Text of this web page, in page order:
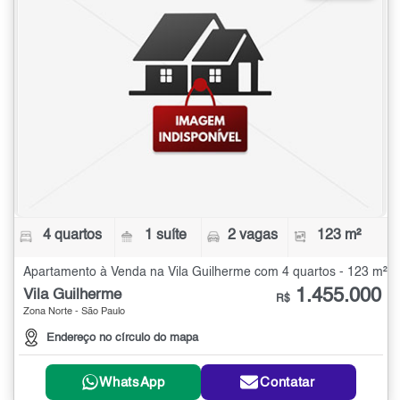
4 quartos 1 suíte 2 vagas 123 m²
Apartamento à Venda na Vila Guilherme com 4 quartos - 123 m²
Vila Guilherme
Zona Norte - São Paulo
Endereço no círculo do mapa
R$ 1.455.000
WhatsApp Contatar